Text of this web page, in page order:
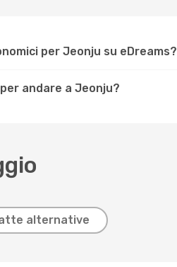
per Jeonju su eDreams?
andare a Jeonju?
alternative